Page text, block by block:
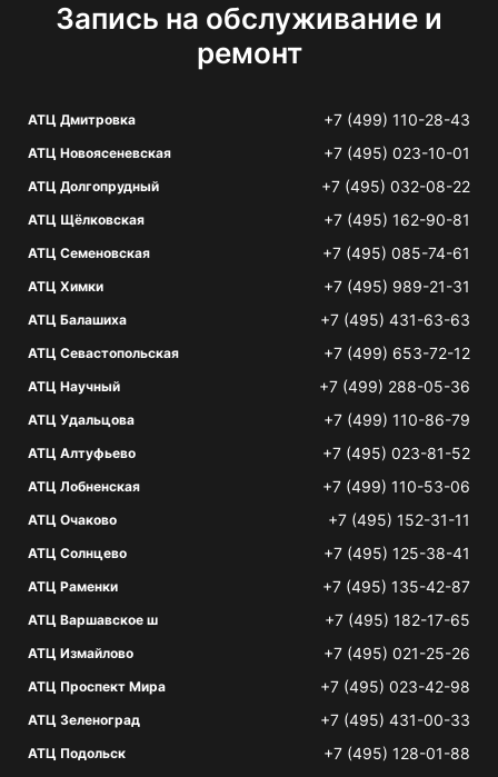
Запись на обслуживание и
ремонт
АТЦ Дмитровка +7 (499) 110-28-43
АТЦ Новоясеневская +7 (495) 023-10-01
АТЦ Долгопрудный +7 (495) 032-08-22
АТЦ Щёлковская +7 (495) 162-90-81
АТЦ Семеновская +7 (495) 085-74-61
АТЦ Химки +7 (495) 989-21-31
АТЦ Балашиха +7 (495) 431-63-63
АТЦ Севастопольская +7 (499) 653-72-12
АТЦ Научный +7 (499) 288-05-36
АТЦ Удальцова +7 (499) 110-86-79
АТЦ Алтуфьево +7 (495) 023-81-52
АТЦ Лобненская +7 (499) 110-53-06
АТЦ Очаково +7 (495) 152-31-11
АТЦ Солнцево +7 (495) 125-38-41
АТЦ Раменки +7 (495) 135-42-87
АТЦ Варшавское ш +7 (495) 182-17-65
АТЦ Измайлово +7 (495) 021-25-26
АТЦ Проспект Мира +7 (495) 023-42-98
АТЦ Зеленоград +7 (495) 431-00-33
АТЦ Подольск +7 (495) 128-01-88